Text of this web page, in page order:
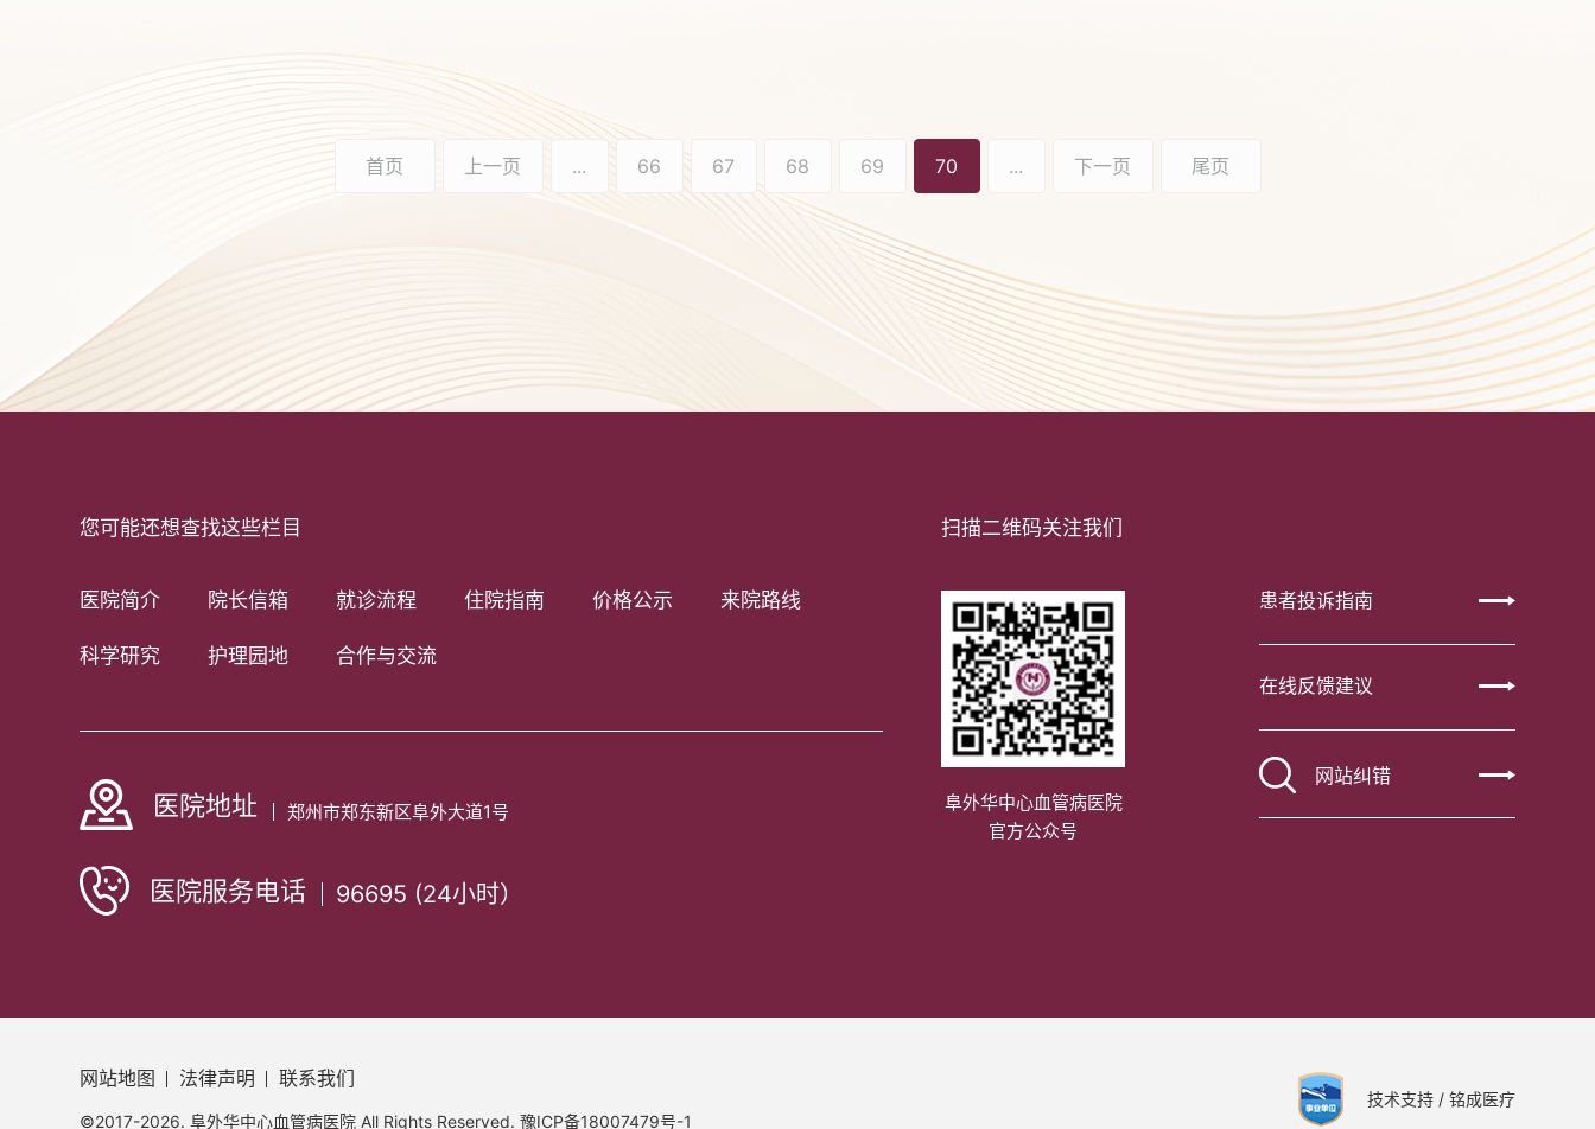
首页 上一页 ... 66 67 68 69 70 ... 下一页 尾页
您可能还想查找这些栏目
医院简介 院长信箱 就诊流程 住院指南 价格公示 来院路线
科学研究 护理园地 合作与交流
医院地址 郑州市郑东新区阜外大道1号
医院服务电话 96695 (24小时）
扫描二维码关注我们
阜外华中心血管病医院
官方公众号
患者投诉指南
在线反馈建议
网站纠错
网站地图 法律声明 联系我们
©2017-2026. 阜外华中心血管病医院 All Rights Reserved.豫ICP备18007479号-1
技术支持 / 铭成医疗